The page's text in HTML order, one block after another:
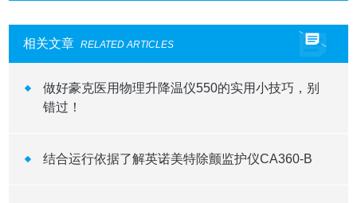
相关文章 RELATED ARTICLES
做好豪克医用物理升降温仪550的实用小技巧，别
错过！
结合运行依据了解英诺美特除颤监护仪CA360-B